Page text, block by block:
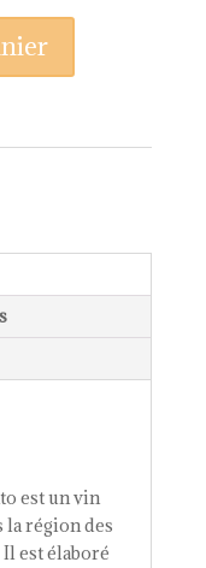
est un vin
région des
est élaboré